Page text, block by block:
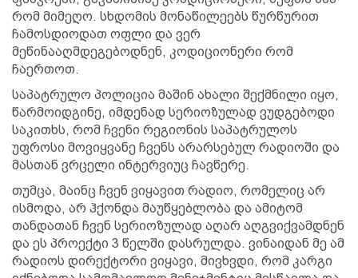
რომ მიმეღო. სხდომის მონაწილეებს წურწურით
ჩამოსდიოდათ ოფლი და ვერ
მეწინააღმდეგებოდნენ, კოდიციონერი რომ
ჩაერთოთ.
საპატრულო პოლიცია მაშინ ახალი შექმნილი იყო,
წარმოიდგინე, იმდენად სერიოზულად ვუდგებოდი
საკითხს, რომ ჩვენი რეგიონის საპატრულოს
უფროსი მოვიყვანე ჩვენს არარსებულ რადიოში და
მასთან ვრცელი ინტერვიუც ჩავწერე.
თუმცა, მაინც ჩვენ ვიყავით რადიო, რომელიც არ
ისმოდა, არ ჰქონდა მაუწყებლობა და ამიტომ
თანდათან ჩვენ სერიოზულად აღარ აღგვიქვამდნენ
და ეს პროექტი 3 წელში დასრულდა. ვინაიდან მე ამ
რადიოს დირექტორი ვიყავი, მივხვდი, რომ კარგი